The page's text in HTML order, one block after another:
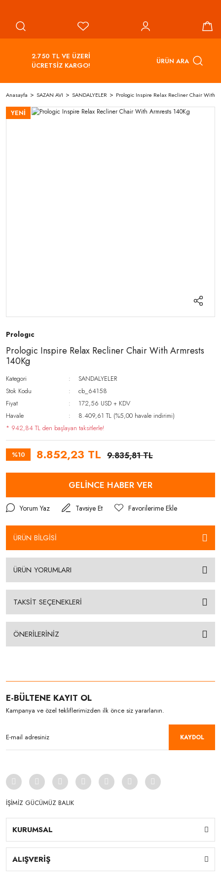
2.750 TL VE ÜZERİ
ÜCRETSİZ KARGO!
ÜRÜN ARA
Anasayfa SAZAN AVI SANDALYELER Prologic Inspire Relax Recliner Chair With
YENİ
Prologıc
Prologic Inspire Relax Recliner Chair With Armrests
140Kg
Kategori
SANDALYELER
Stok Kodu
cb_64158
Fiyat
172,56 USD + KDV
Havale
8.409,61 TL (%5,00 havale indirimi)
* 942,84 TL den başlayan taksitlerle!
%10 8.852,23 TL 9.835,81 TL
GELİNCE HABER VER
Yorum Yaz Tavsiye Et
ÜRÜN BİLGİSİ
ÜRÜN YORUMLARI
TAKSİT SEÇENEKLERİ
ÖNERİLERİNİZ
E-BÜLTENE KAYIT OL
Kampanya ve özel tekliflerimizden ilk önce siz yararlanın.
KAYDOL
İŞİMİZ GÜCÜMÜZ BALIK
KURUMSAL
ALIŞVERİŞ